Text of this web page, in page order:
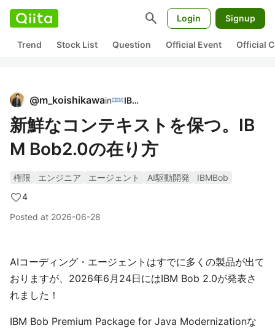
search Login Signup
Trend Stock List Question Official Event Official
@m_koishikawain IBM
新鮮なコンテキストを保つ。IB
M Bob2.0の在り方
権限 エンジニア エージェント AI駆動開発
IBMBob
4
Posted at 2026-06-28
AIコーディング・エージェントはすでに多くの製品が出て
おりますが、2026年6月24日にはIBM Bob 2.0が発表さ
れました！
IBM Bob Premium Package for Java Modernizationな